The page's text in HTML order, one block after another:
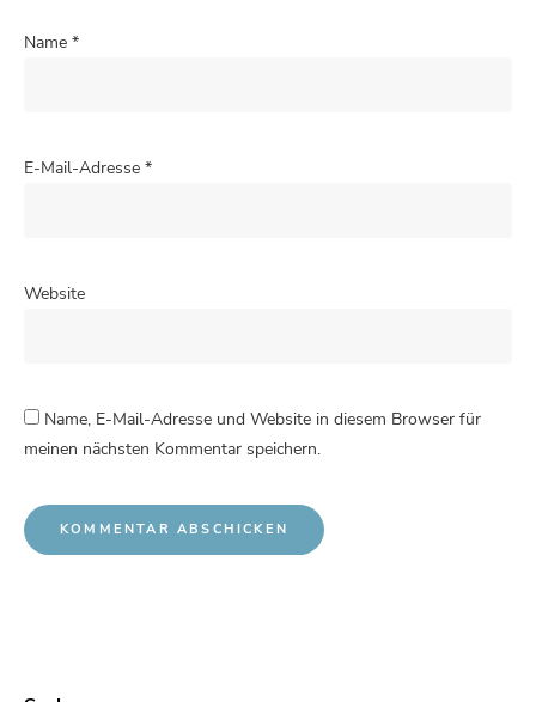
Name *
E-Mail-Adresse *
Website
Name, E-Mail-Adresse und Website in diesem Browser für
meinen nächsten Kommentar speichern.